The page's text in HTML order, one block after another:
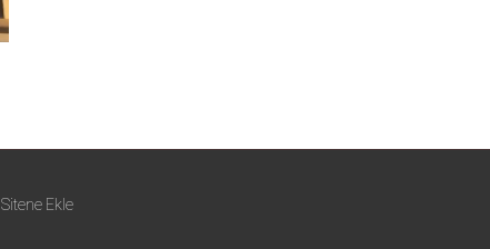
Sitene Ekle